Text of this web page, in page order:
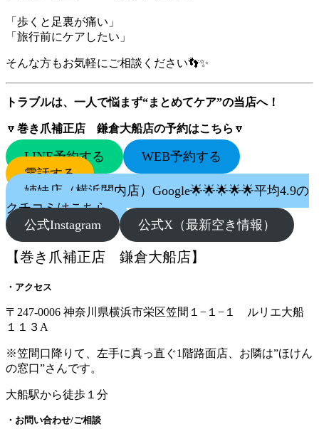
「歩くと足裏が痛い」
「旅行前にケアしたい」
そんな方もお気軽にご相談ください👣✨
トラブルは、一人で悩まず“まとめてケア”の当店へ！
🔽 巻き爪補正店 鎌倉大船店の予約はこちら 🔽
LINE予約する
WEB予約する
電話する
姉妹店（横浜関内店）Google🌟🌟🌟🌟🌟平均4.9の
クチコミはこちら
公式Instagram
公式X（最新空き情報）
【巻き爪補正店 鎌倉大船店】
・アクセス
〒247-0006 神奈川県横浜市栄区笠間１−１−１ ルリエ大船
１１３A
※笠間口降りて、左手に真っ直ぐ1階路面店、お隣は”ほけん
の窓口”さんです。
大船駅から徒歩１分
・お問い合わせ/ご相談